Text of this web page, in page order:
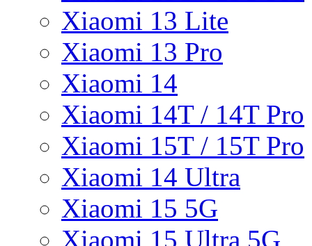
Xiaomi 13 Lite
Xiaomi 13 Pro
Xiaomi 14
Xiaomi 14T / 14T Pro
Xiaomi 15T / 15T Pro
Xiaomi 14 Ultra
Xiaomi 15 5G
Xiaomi 15 Ultra 5G